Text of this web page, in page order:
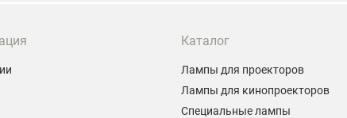
Каталог
Лампы для проекторов
Лампы для кинопроекторов
Специальные лампы